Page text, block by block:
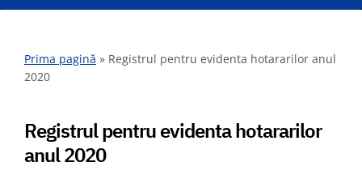
Prima pagină » Registrul pentru evidenta hotararilor anul
2020
Registrul pentru evidenta hotararilor
anul 2020